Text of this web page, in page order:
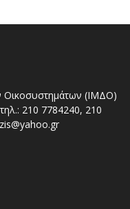
Οικοσυστημάτων (ΙΜΔΟ)
210 7784240, 210